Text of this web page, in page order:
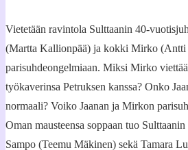
Vietetään ravintola Sulttaanin 40-
(Martta Kallionpää) ja kokki Mirko (Antti
parisuhdeongelmiaan. Miksi Mirko
työkaverinsa Petruksen kanssa? Onko
normaali? Voiko Jaanan ja Mirkon
Oman mausteensa soppaan tuo
Sampo (Teemu Mäkinen) sekä Tamara